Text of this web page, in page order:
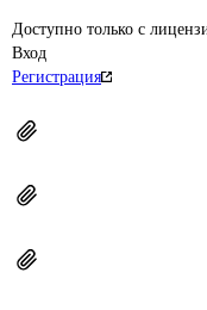
Доступно только с
Вход
Регистрация